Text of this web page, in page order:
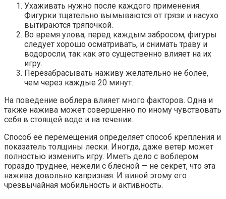
Ухаживать нужно после каждого применения.
Фигурки тщательно вымываются от грязи и насухо
вытираются тряпочкой.
Во время улова, перед каждым забросом, фигуры
следует хорошо осматривать, и снимать траву и
водоросли, так как это существенно влияет на их
игру.
Перезабрасывать наживу желательно не более,
чем через каждые 20 минут.
На поведение воблера влияет много факторов. Одна и
также нажива может совершенно по иному чувствовать
себя в стоящей воде и на течении.
Способ её перемещения определяет способ крепления и
показатель толщины лески. Иногда, даже ветер может
полностью изменить игру. Иметь дело с воблером
гораздо труднее, нежели с блесной — не секрет, что эта
нажива довольно капризная. И виной этому его
чрезвычайная мобильность и активность.